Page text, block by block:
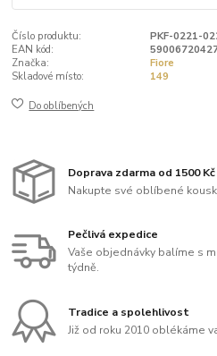
Číslo produktu:
PKF-0221-
EAN kód:
Značka:
Fiore
Skladové místo:
149
Do oblíbených
Doprava zdarma od 1500 Kč
Nakupte své oblíbené
Pečlivá expedice
Vaše objednávky balíme s
týdně.
Tradice a spolehlivost
Již od roku 2010 oblékáme